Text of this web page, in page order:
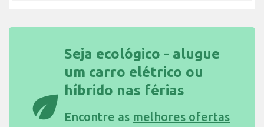
eco
Seja ecológico - alugue
um carro elétrico ou
híbrido nas férias
Encontre as melhores ofertas